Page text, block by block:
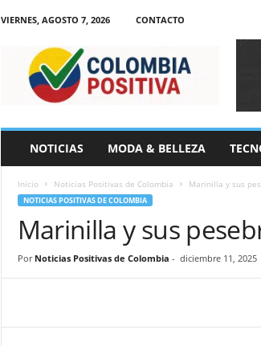
VIERNES, AGOSTO 7, 2026
CONTACTO
a
NOTICIAS MODA & BELLEZA
Inicio Noticias Positivas de Colombia Marinilla y sus
NOTICIAS POSITIVAS DE COLOMBIA
Marinilla y sus
Por Noticias Positivas de Colombia - diciembre 11, 2025